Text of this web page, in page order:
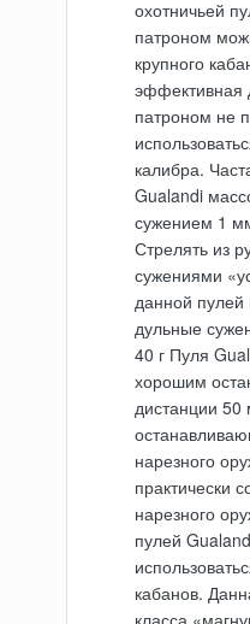
охотничьей
патроном
крупного
эффективная
патроном не
калибра.
Gualandi
сужением 1
Стрелять из
сужениями
данной пулей
дульные
40 г Пуля
хорошим
дистанции 50
нарезного
практически
нарезного
пулей
кабанов.
класса